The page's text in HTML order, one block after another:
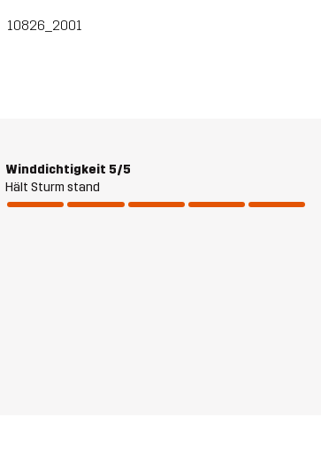
10826_2001
Winddichtigkeit 5/5
Hält Sturm stand